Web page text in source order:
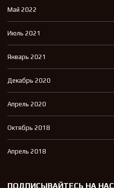
Май 2022
Июль 2021
Январь 2021
Декабрь 2020
Апрель 2020
Октябрь 2018
Апрель 2018
ПОДПИСЫВАЙТЕСЬ НА НАС